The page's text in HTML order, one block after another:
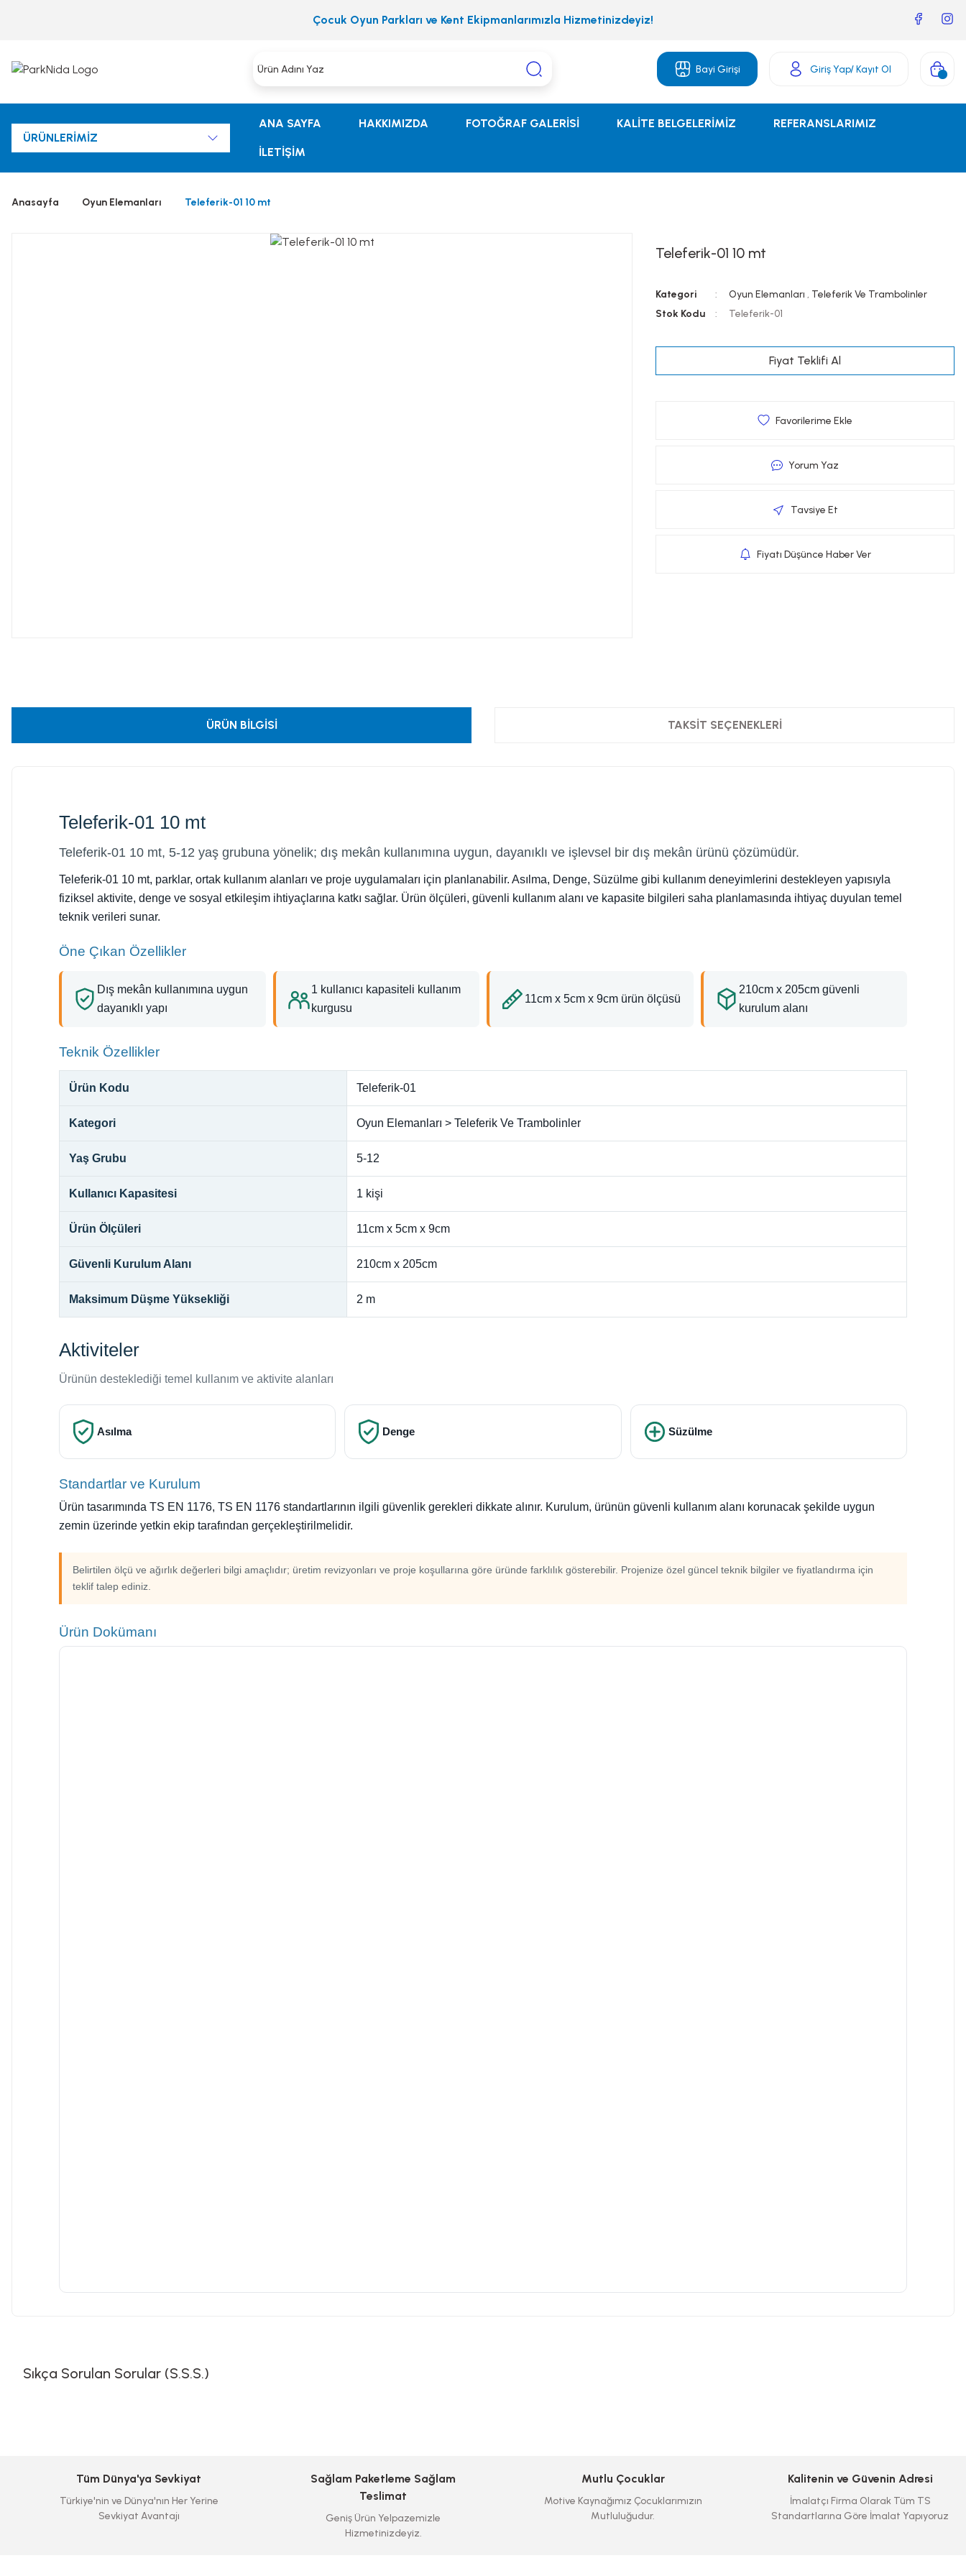
Çocuk Oyun Parkları ve Kent Ekipmanlarımızla Hizmetinizdeyiz!
Bayi Girişi Giriş Yap/ Kayıt Ol
ÜRÜNLERİMİZ
ANA SAYFA HAKKIMIZDA FOTOĞRAF GALERİSİ KALİTE BELGELERİMİZ REFERANSLARIMIZ
İLETİŞİM
Anasayfa Oyun Elemanları Teleferik-01 10 mt
Teleferik-01 10 mt
Kategori Oyun Elemanları , Teleferik Ve Trambolinler
Stok Kodu
Teleferik-01
Fiyat Teklifi Al
Yorum Yaz
Tavsiye Et
Fiyatı Düşünce Haber Ver
ÜRÜN BILGISI TAKSIT SEÇENEKLERI
Teleferik-01 10 mt
Teleferik-01 10 mt, 5-12 yaş grubuna yönelik; dış mekân kullanımına uygun, dayanıklı ve işlevsel bir dış mekân ürünü çözümüdür.
Teleferik-01 10 mt, parklar, ortak kullanım alanları ve proje uygulamaları için planlanabilir. Asılma, Denge, Süzülme gibi kullanım deneyimlerini destekleyen yapısıyla
fiziksel aktivite, denge ve sosyal etkileşim ihtiyaçlarına katkı sağlar. Ürün ölçüleri, güvenli kullanım alanı ve kapasite bilgileri saha planlamasında ihtiyaç duyulan temel
teknik verileri sunar.
Öne Çıkan Özellikler
Dış mekân kullanımına uygun
dayanıklı yapı
1 kullanıcı kapasiteli kullanım
kurgusu
11cm x 5cm x 9cm ürün ölçüsü
210cm x 205cm güvenli
kurulum alanı
Teknik Özellikler
Ürün Kodu Teleferik-01
Kategori Oyun Elemanları > Teleferik Ve Trambolinler
Yaş Grubu 5-12
Kullanıcı Kapasitesi 1 kişi
Ürün Ölçüleri 11cm x 5cm x 9cm
Güvenli Kurulum Alanı 210cm x 205cm
Maksimum Düşme Yüksekliği 2 m
Aktiviteler
Ürünün desteklediği temel kullanım ve aktivite alanları
Asılma Denge Süzülme
Standartlar ve Kurulum
Ürün tasarımında TS EN 1176, TS EN 1176 standartlarının ilgili güvenlik gerekleri dikkate alınır. Kurulum, ürünün güvenli kullanım alanı korunacak şekilde uygun
zemin üzerinde yetkin ekip tarafından gerçekleştirilmelidir.
Belirtilen ölçü ve ağırlık değerleri bilgi amaçlıdır; üretim revizyonları ve proje koşullarına göre üründe farklılık gösterebilir. Projenize özel güncel teknik bilgiler ve fiyatlandırma için
teklif talep ediniz.
Ürün Dokümanı
Sıkça Sorulan Sorular (S.S.S.)
Tüm Dünya'ya Sevkiyat
Türkiye'nin ve Dünya'nın Her Yerine
Sevkiyat Avantajı
Sağlam Paketleme Sağlam
Teslimat
Geniş Ürün Yelpazemizle
Hizmetinizdeyiz.
Mutlu Çocuklar
Motive Kaynağımız Çocuklarımızın
Mutluluğudur.
Kalitenin ve Güvenin Adresi
İmalatçı Firma Olarak Tüm TS
Standartlarına Göre İmalat Yapıyoruz